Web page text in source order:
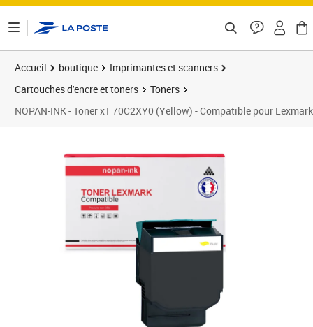
Accueil boutique
Imprimantes et scanners
Cartouches d'encre et toners
Toners
NOPAN-INK - Toner x1 70C2XY0 (Yellow) - Compatible pour